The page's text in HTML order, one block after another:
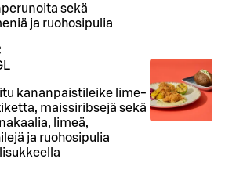
sekä
ja ruohosipulia
L
kananpaistileike lime-
maissiribsejä sekä
limeä,
ja ruohosipulia